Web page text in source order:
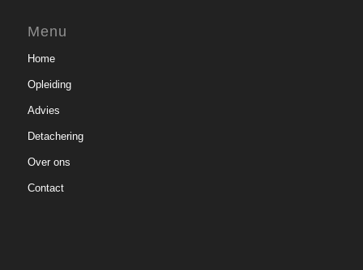
Menu
Home
Opleiding
Advies
Detachering
Over ons
Contact